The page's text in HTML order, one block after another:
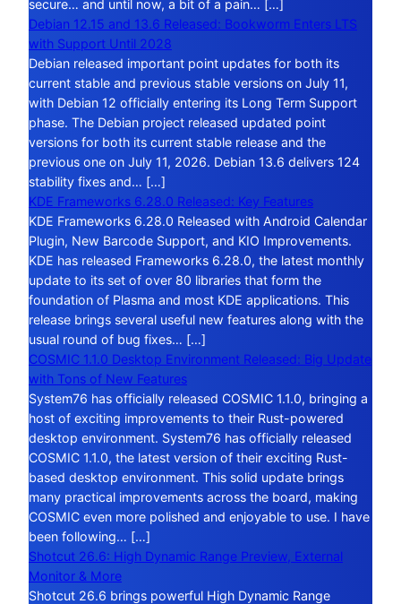
secure… and until now, a bit of a pain… […]
Debian 12.15 and 13.6 Released: Bookworm Enters LTS
with Support Until 2028
Debian released important point updates for both its
current stable and previous stable versions on July 11,
with Debian 12 officially entering its Long Term Support
phase. The Debian project released updated point
versions for both its current stable release and the
previous one on July 11, 2026. Debian 13.6 delivers 124
stability fixes and… […]
KDE Frameworks 6.28.0 Released: Key Features
KDE Frameworks 6.28.0 Released with Android Calendar
Plugin, New Barcode Support, and KIO Improvements.
KDE has released Frameworks 6.28.0, the latest monthly
update to its set of over 80 libraries that form the
foundation of Plasma and most KDE applications. This
release brings several useful new features along with the
usual round of bug fixes… […]
COSMIC 1.1.0 Desktop Environment Released: Big Update
with Tons of New Features
System76 has officially released COSMIC 1.1.0, bringing a
host of exciting improvements to their Rust-powered
desktop environment. System76 has officially released
COSMIC 1.1.0, the latest version of their exciting Rust-
based desktop environment. This solid update brings
many practical improvements across the board, making
COSMIC even more polished and enjoyable to use. I have
been following… […]
Shotcut 26.6: High Dynamic Range Preview, External
Monitor & More
Shotcut 26.6 brings powerful High Dynamic Range